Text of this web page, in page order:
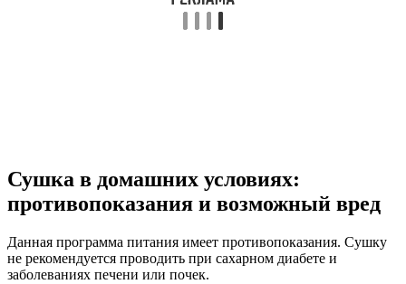
Сушка в домашних условиях:
противопоказания и возможный вред
Данная программа питания имеет противопоказания. Сушку
не рекомендуется проводить при сахарном диабете и
заболеваниях печени или почек.